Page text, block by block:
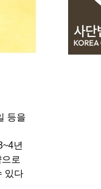
등을
년
로
있다